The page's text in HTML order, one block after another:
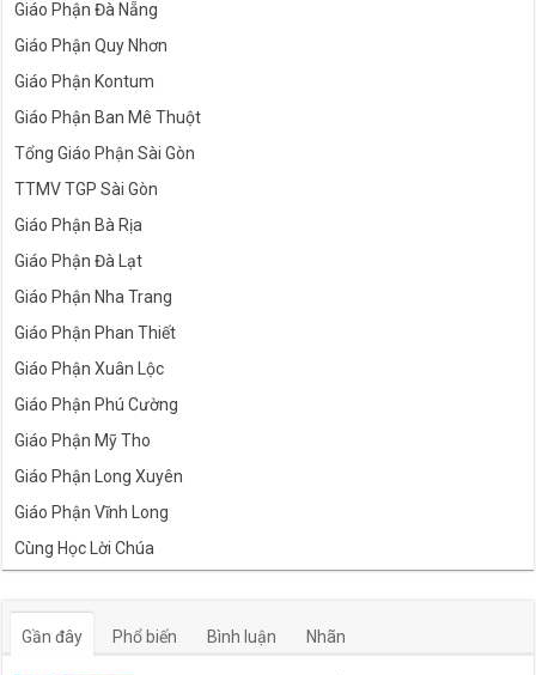
Giáo Phận Đà Nẵng
Giáo Phận Quy Nhơn
Giáo Phận Kontum
Giáo Phận Ban Mê Thuột
Tổng Giáo Phận Sài Gòn
TTMV TGP Sài Gòn
Giáo Phận Bà Rịa
Giáo Phận Đà Lạt
Giáo Phận Nha Trang
Giáo Phận Phan Thiết
Giáo Phận Xuân Lộc
Giáo Phận Phú Cường
Giáo Phận Mỹ Tho
Giáo Phận Long Xuyên
Giáo Phận Vĩnh Long
Cùng Học Lời Chúa
Gần đây Phổ biến Bình luận Nhãn